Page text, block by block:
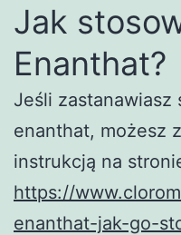
Jak
Enanthat?
Jeśli zastanawiasz
enanthat, możesz
instrukcją na
https://
enanthat-jak-go-